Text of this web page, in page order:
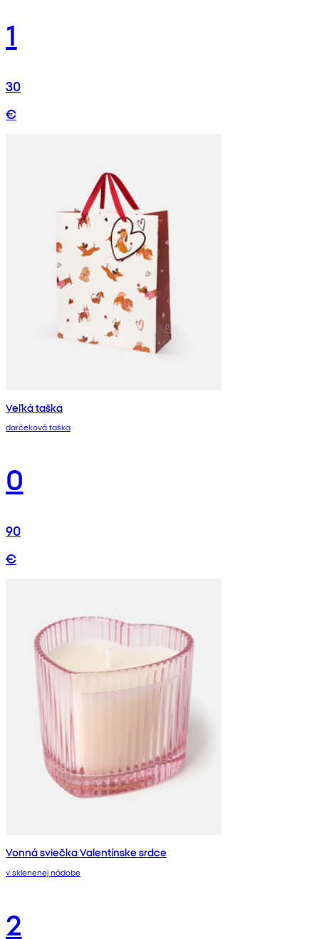
1
30
€
Veľká taška
darčeková taška
0
90
€
Vonná sviečka Valentínske srdce
v sklenenej nádobe
2